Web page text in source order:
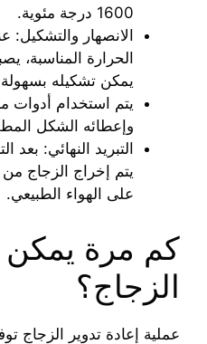
1600 درجة مئوية.
الانصهار
الحرارة المناسبة،
يمكن تشكيله
يتم استخدام
وإعطائه الشكل
التبريد النهائي: بعد
يتم إخراج الزجاج من
على الهواء الطبيعي.
كم مرة يمكن
الزجاج؟
عملية إعادة تدوير الزجاج